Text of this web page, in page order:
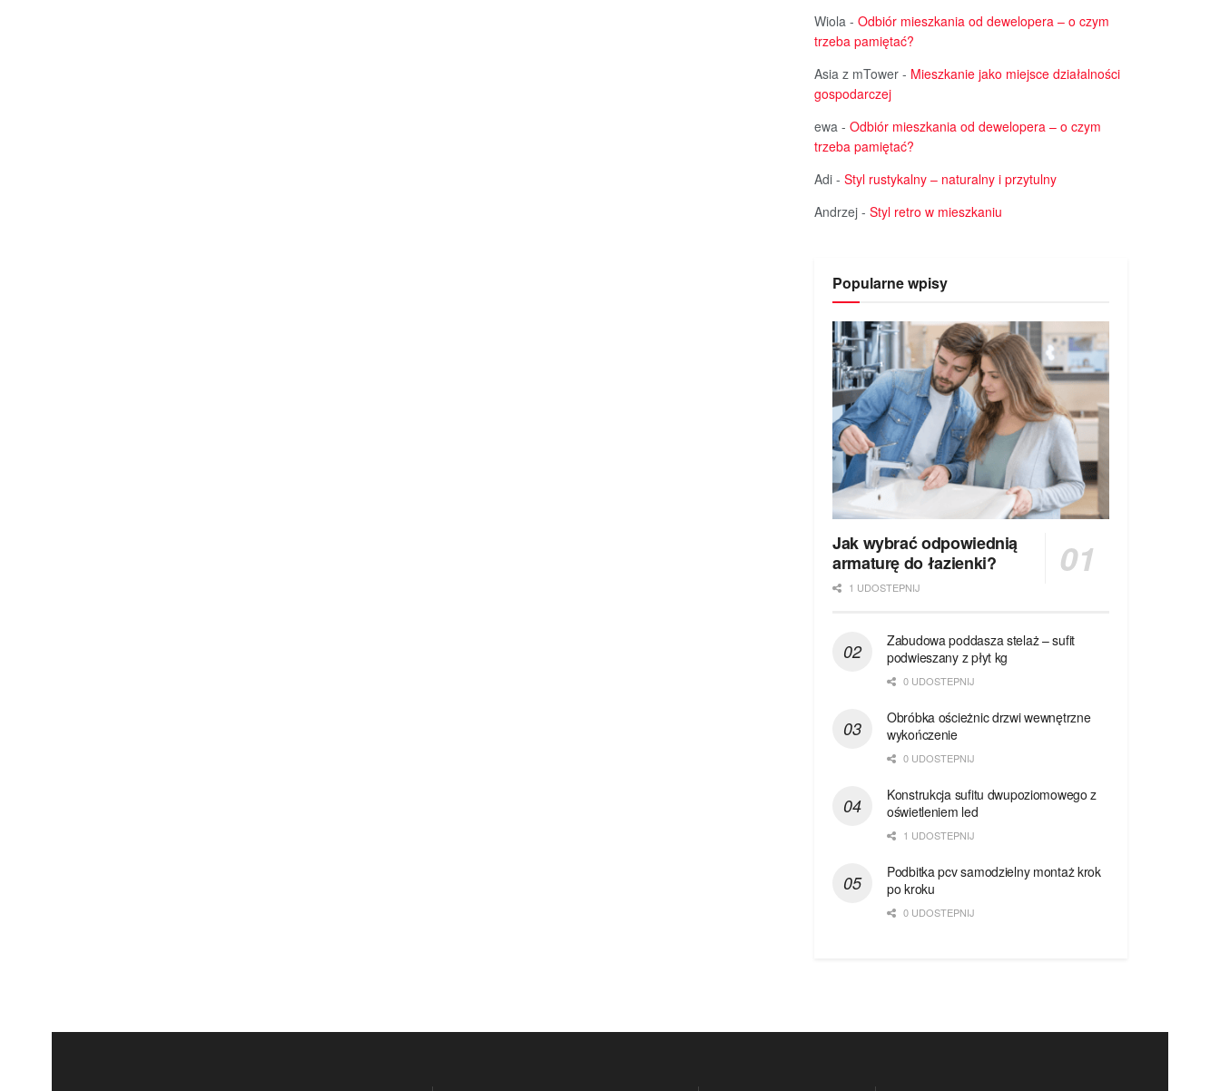
Wiola - Odbiór mieszkania od dewelopera – o czym
trzeba pamiętać?
Asia z mTower - Mieszkanie jako miejsce działalności
gospodarczej
ewa - Odbiór mieszkania od dewelopera – o czym
trzeba pamiętać?
Adi - Styl rustykalny – naturalny i przytulny
Andrzej - Styl retro w mieszkaniu
Popularne wpisy
Jak wybrać odpowiednią
armaturę do łazienki?
1 UDOSTEPNIJ
Zabudowa poddasza stelaż – sufit
podwieszany z płyt kg
0 UDOSTEPNIJ
Obróbka ościeżnic drzwi wewnętrzne
wykończenie
0 UDOSTEPNIJ
Konstrukcja sufitu dwupoziomowego z
oświetleniem led
1 UDOSTEPNIJ
Podbitka pcv samodzielny montaż krok
po kroku
0 UDOSTEPNIJ